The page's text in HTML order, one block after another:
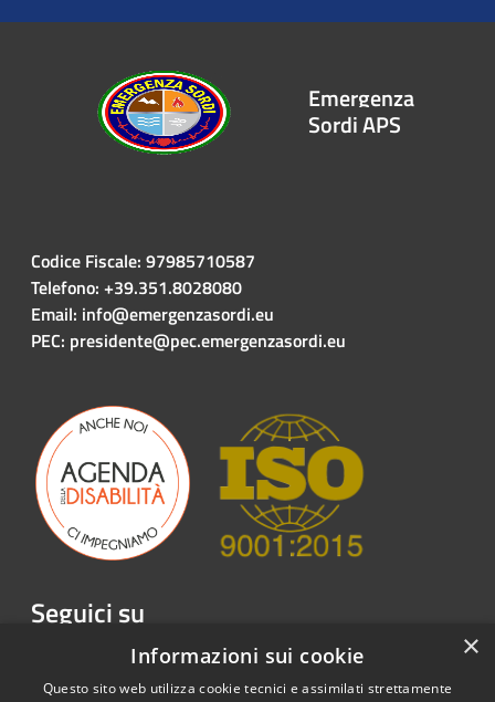
Emergenza
Sordi APS
Codice Fiscale: 97985710587
Telefono: +39.351.8028080
Email: info@emergenzasordi.eu
PEC: presidente@pec.emergenzasordi.eu
Seguici su
FacebookTwitterYoutubeInstagramLinkedInTelegram ×
Informazioni sui cookie
Questo sito web utilizza cookie tecnici e assimilati strettamente